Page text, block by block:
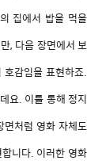
집에서 밥을 먹을
, 다음 장면에서 보
감임을 표현하죠.
요. 이를 통해 정지
면처럼 영화 자체도
니다. 이러한 영화